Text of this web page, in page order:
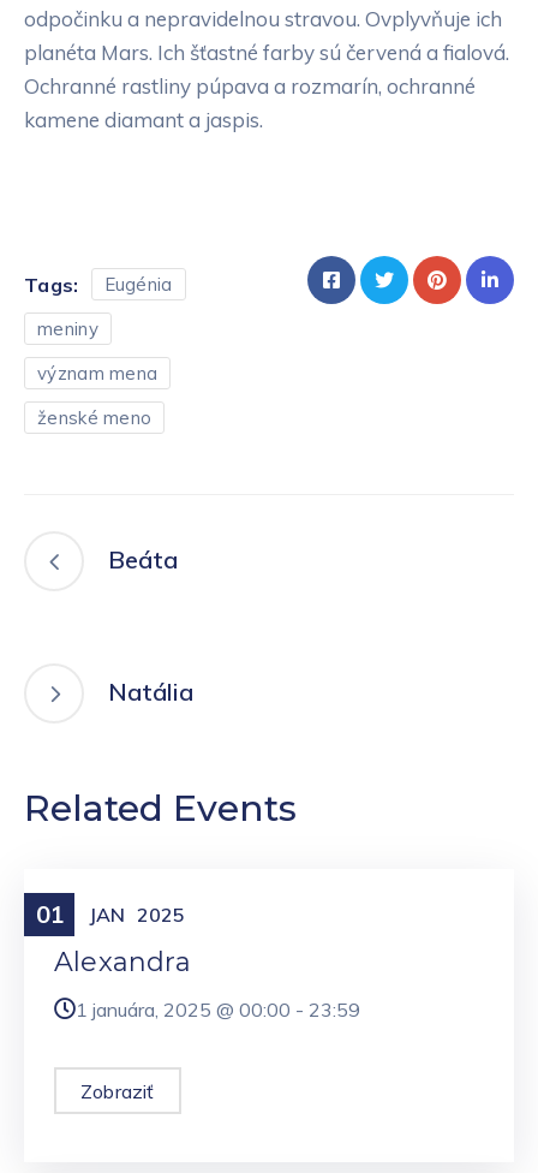
odpočinku a nepravidelnou stravou. Ovplyvňuje ich
planéta Mars. Ich šťastné farby sú červená a fialová.
Ochranné rastliny púpava a rozmarín, ochranné
kamene diamant a jaspis.
Tags:
Eugénia
meniny
význam mena
ženské meno
Beáta
Natália
Related Events
01 JAN 2025
Meniny
Alexandra
1 januára, 2025 @ 00:00 - 23:59
Zobraziť